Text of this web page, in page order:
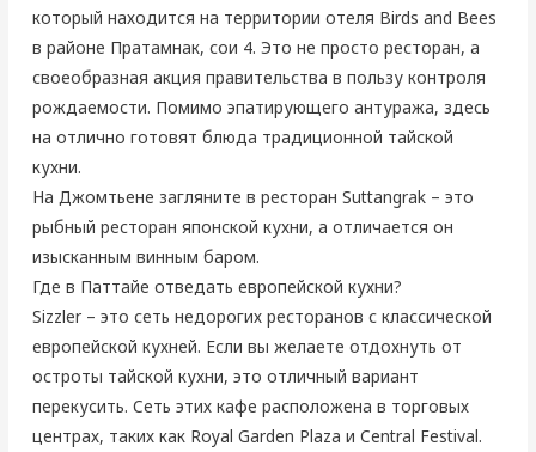
который находится на территории отеля Birds and Bees
в районе Пратамнак, сои 4. Это не просто ресторан, а
своеобразная акция правительства в пользу контроля
рождаемости. Помимо эпатирующего антуража, здесь
на отлично готовят блюда традиционной тайской
кухни.
На Джомтьене загляните в ресторан Suttangrak – это
рыбный ресторан японской кухни, а отличается он
изысканным винным баром.
Где в Паттайе отведать европейской кухни?
Sizzler – это сеть недорогих ресторанов с классической
европейской кухней. Если вы желаете отдохнуть от
остроты тайской кухни, это отличный вариант
перекусить. Сеть этих кафе расположена в торговых
центрах, таких как Royal Garden Plaza и Central Festival.